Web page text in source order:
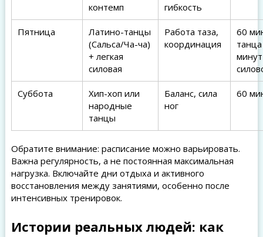
контемп
гибкость
Пятница
Латино-танцы
(Сальса/Ча-ча)
+ легкая
силовая
Работа таза,
координация
60
минут
Суббота
Хип-хоп или
народные
танцы
Баланс, сила
ног
60
Обратите внимание: расписание можно варьировать.
Важна регулярность, а не постоянная максимальная
нагрузка. Включайте дни отдыха и активного
восстановления между занятиями, особенно после
интенсивных тренировок.
Истории реальных людей: как